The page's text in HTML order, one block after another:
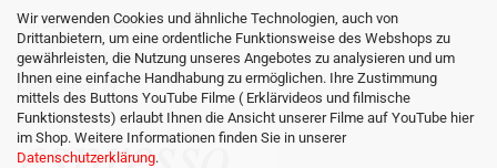
Wir verwenden Cookies und ähnliche Technologien, auch von
Drittanbietern, um eine ordentliche Funktionsweise des Webshops zu
gewährleisten, die Nutzung unseres Angebotes zu analysieren und um
Ihnen eine einfache Handhabung zu ermöglichen. Ihre Zustimmung
mittels des Buttons YouTube Filme ( Erklärvideos und filmische
Funktionstests) erlaubt Ihnen die Ansicht unserer Filme auf YouTube hier
im Shop. Weitere Informationen finden Sie in unserer
Datenschutzerklärung.
Tel. 0201/87898333
espressoindex @gmx.de
Mathildenstr. 29
45130 Essen